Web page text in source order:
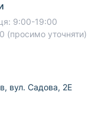
фільтрами та
потрібний
9:00-19:00
(просимо уточняти)
вул. Садова, 2Е